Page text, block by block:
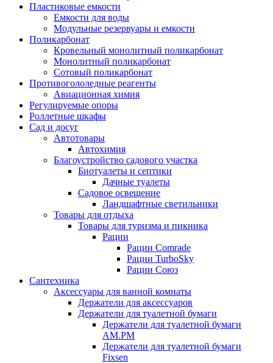
Пластиковые емкости
Емкости для воды
Модульные резервуары и емкости
Поликарбонат
Кровельный монолитный поликарбонат
Монолитный поликарбонат
Сотовый поликарбонат
Противогололедные реагенты
Авиационная химия
Регулируемые опоры
Роллетные шкафы
Сад и досуг
Автотовары
Автохимия
Благоустройство садового участка
Биотуалеты и септики
Дачные туалеты
Садовое освещение
Ландшафтные светильники
Товары для отдыха
Товары для туризма и пикника
Рации
Рации Comrade
Рации TurboSky
Рации Союз
Сантехника
Аксессуары для ванной комнаты
Держатели для аксессуаров
Держатели для туалетной бумаги
Держатели для туалетной бумаги
AM.PM
Держатели для туалетной бумаги
Fixsen